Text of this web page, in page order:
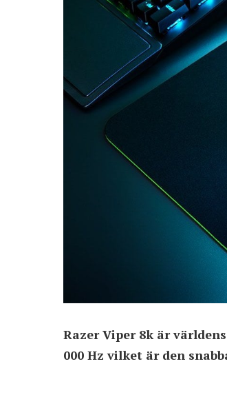
Razer Viper 8k är
000 Hz vilket är den